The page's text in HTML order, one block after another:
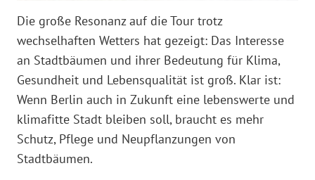
Die große Resonanz auf die Tour trotz
wechselhaften Wetters hat gezeigt: Das Interesse
an Stadtbäumen und ihrer Bedeutung für Klima,
Gesundheit und Lebensqualität ist groß. Klar ist:
Wenn Berlin auch in Zukunft eine lebenswerte und
klimafitte Stadt bleiben soll, braucht es mehr
Schutz, Pflege und Neupflanzungen von
Stadtbäumen.